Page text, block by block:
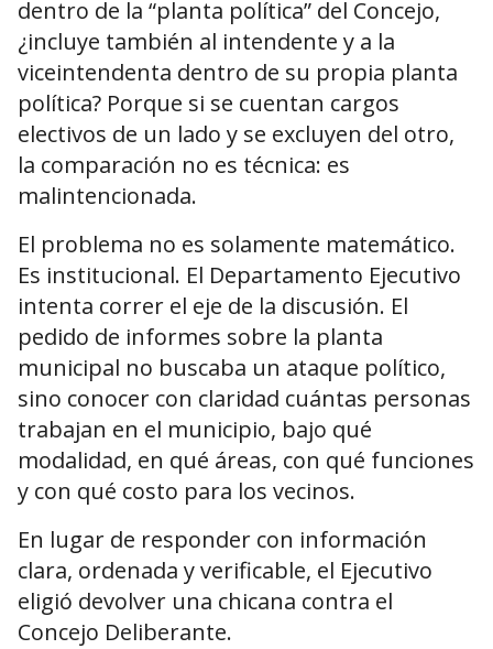
dentro de la “planta política” del Concejo,
¿incluye también al intendente y a la
viceintendenta dentro de su propia planta
política? Porque si se cuentan cargos
electivos de un lado y se excluyen del otro,
la comparación no es técnica: es
malintencionada.
El problema no es solamente matemático.
Es institucional. El Departamento Ejecutivo
intenta correr el eje de la discusión. El
pedido de informes sobre la planta
municipal no buscaba un ataque político,
sino conocer con claridad cuántas personas
trabajan en el municipio, bajo qué
modalidad, en qué áreas, con qué funciones
y con qué costo para los vecinos.
En lugar de responder con información
clara, ordenada y verificable, el Ejecutivo
eligió devolver una chicana contra el
Concejo Deliberante.